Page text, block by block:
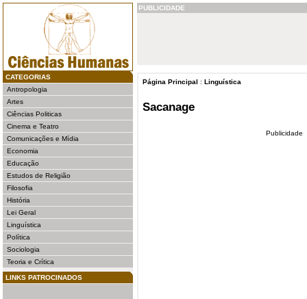
CATEGORIAS
Antropologia
Artes
Ciências Politicas
Cinema e Teatro
Comunicações e Mídia
Economia
Educação
Estudos de Religião
Filosofia
História
Lei Geral
Linguística
Política
Sociologia
Teoria e Crítica
LINKS PATROCINADOS
PUBLICIDADE
Página Principal : Linguística
Sacanage
Publicidade